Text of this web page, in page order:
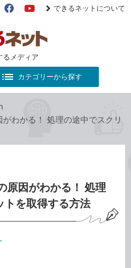
るメディア
（旧
FacebookYouTube
できるネットについて
カテゴリーから探す
がわかる！ 処理の途中でスクリ
原因がわかる！ 処理
トを取得する方法